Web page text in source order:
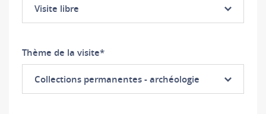
Visite libre
Thème de la visite*
Collections permanentes - archéologie